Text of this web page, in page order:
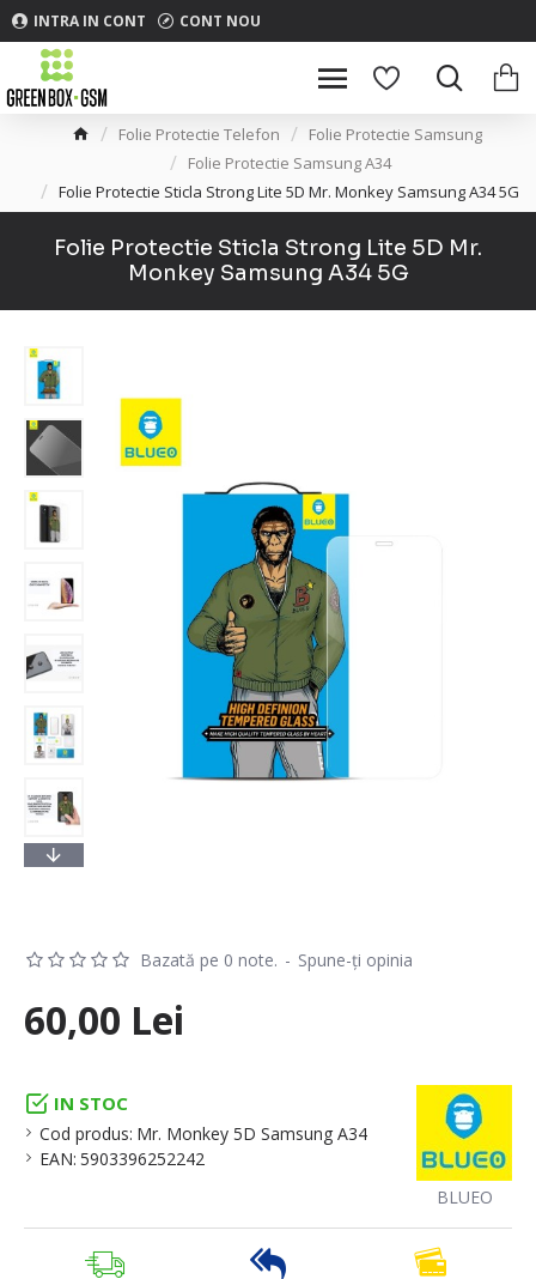
INTRA IN CONT CONT NOU
Folie Protectie Telefon
Folie Protectie Samsung
Folie Protectie Samsung A34
Folie Protectie Sticla Strong Lite 5D Mr. Monkey Samsung A34 5G
Folie Protectie Sticla Strong Lite 5D Mr.
Monkey Samsung A34 5G
IN STOC
Cod produs: Mr. Monkey 5D Samsung A34
EAN: 5903396252242
BLUEO
Bazată pe 0 note. - Spune-ţi opinia
60,00 Lei